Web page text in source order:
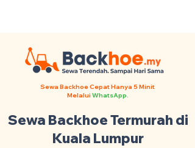
Sewa Backhoe Cepat Hanya 5 Minit
Melalui WhatsApp.
Sewa Backhoe Termurah di
Kuala Lumpur